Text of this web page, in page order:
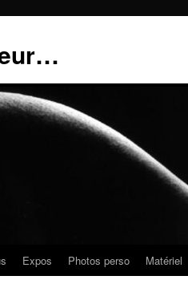
Expos Photos perso Matériel